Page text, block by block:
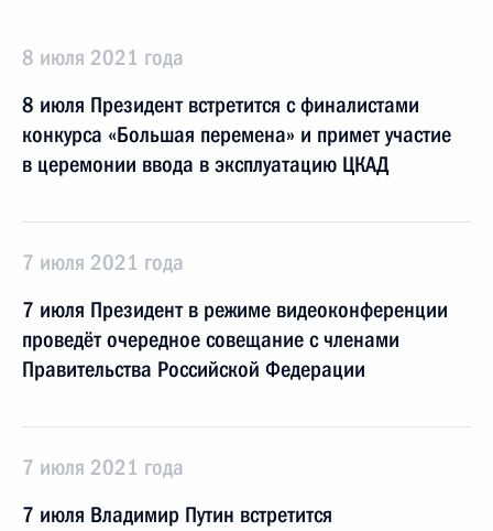
8 июля 2021 года
8 июля Президент встретится с финалистами
конкурса «Большая перемена» и примет участие
в церемонии ввода в эксплуатацию ЦКАД
7 июля 2021 года
7 июля Президент в режиме видеоконференции
проведёт очередное совещание с членами
Правительства Российской Федерации
7 июля 2021 года
7 июля Владимир Путин встретится